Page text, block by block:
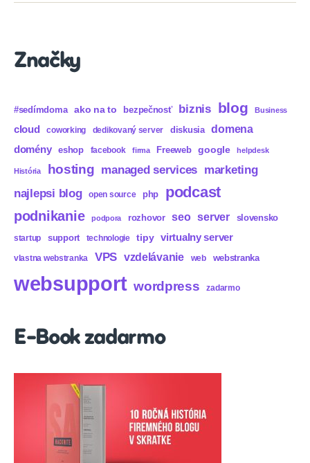
Značky
#sedímdoma ako na to bezpečnosť biznis blog Business
cloud coworking dedikovaný server diskusia domena
domény eshop facebook firma Freeweb google helpdesk
História hosting managed services marketing
najlepsi blog open source php podcast
podnikanie podpora rozhovor seo server slovensko
startup support technologie tipy virtualny server
vlastna webstranka VPS vzdelávanie web webstranka
websupport wordpress zadarmo
E-Book zadarmo